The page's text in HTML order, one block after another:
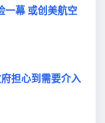
一幕 或创美航空
担心到需要介入